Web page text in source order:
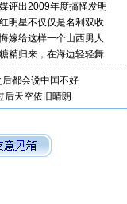
评出2009年度搞怪发明
明星不仅仅是名利双收
嫁给这样一个山西男人
精归来，在海边轻轻舞
都会说中国不好
后天空依旧晴朗